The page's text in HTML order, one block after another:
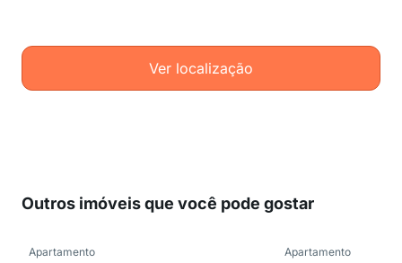
Ver localização
Outros imóveis que você pode gostar
Apartamento Apartamento